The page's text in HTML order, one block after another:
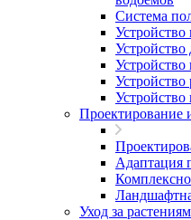
Система
Устройство
Устройство
Устройство
Устройство
Устройство
Проектирование
Адаптация
Уход за